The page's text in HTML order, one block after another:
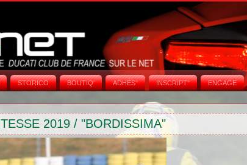
STORICO BOUTIQ' ADHÉS° INSCRIPT° ENGAGE
2019 / "BORDISSIMA"